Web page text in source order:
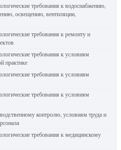
требования к водоснабжению,
освещению, вентиляции,
требования к ремонту и
требования к условиям
практике
требования к условиям
требования к условиям
контролю, условиям труда и
требования к медицинскому